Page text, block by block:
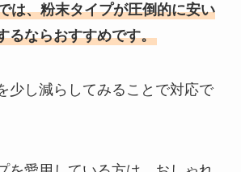
は、粉末タイプが圧倒的に安い
るならおすすめです。
少し減らしてみることで対応で